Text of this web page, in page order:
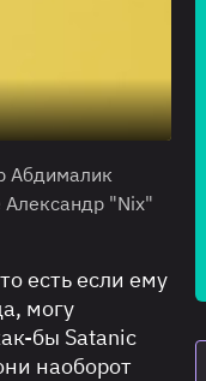
Абдималик
Александр "Nix"
есть если ему
могу
бы Satanic
наоборот